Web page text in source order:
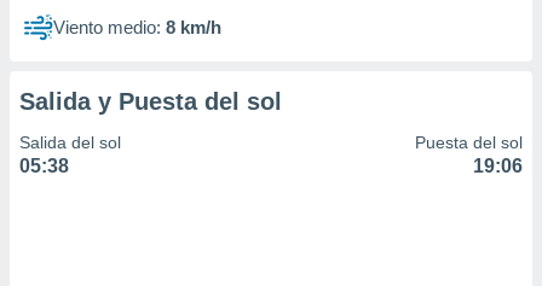
Viento medio: 8 km/h
Salida y Puesta del sol
Salida del sol
05:38
Puesta del sol
19:06